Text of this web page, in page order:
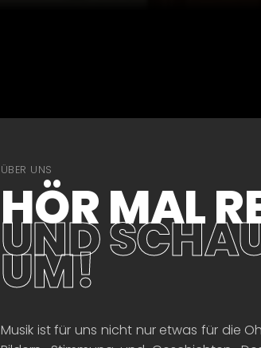
ÜBER UNS
HÖR MAL
UND
UM!
Musik ist für uns nicht nur etwas für die